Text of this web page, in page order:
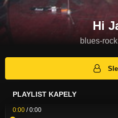
Hi
blues-
PLAYLIST KAPELY
0:00 /0:00